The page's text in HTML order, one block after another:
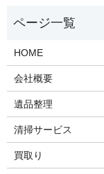
HOME
会社概要
遺品整理
清掃サービス
買取り